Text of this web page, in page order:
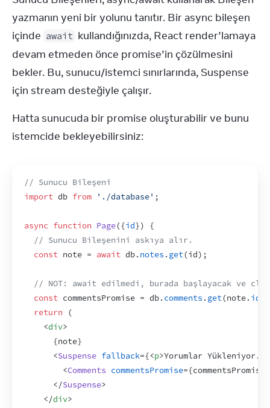
yazmanın yeni bir yolunu tanıtır. Bir async bileşen
içinde await kullandığınızda, React render’lamaya
devam etmeden önce promise’in çözülmesini
bekler. Bu, sunucu/istemci sınırlarında, Suspense
için stream desteğiyle çalışır.
Hatta sunucuda bir promise oluşturabilir ve bunu
istemcide bekleyebilirsiniz:
// Sunucu Bileşeni
import db from './database' ;
async function Page({id})
{
// Sunucu Bileşenini askıya alır.
const note = await db. notes . get(id) ;
// NOT: await edilmedi, burada başlayacak ve
const commentsPromise = db. comments . get(note. id
return
(
<div>
{note}
<Suspense fallback={<p>Yorumlar Yükleniyor...
<Comments commentsPromise={commentsPromise
</Suspense>
</div>